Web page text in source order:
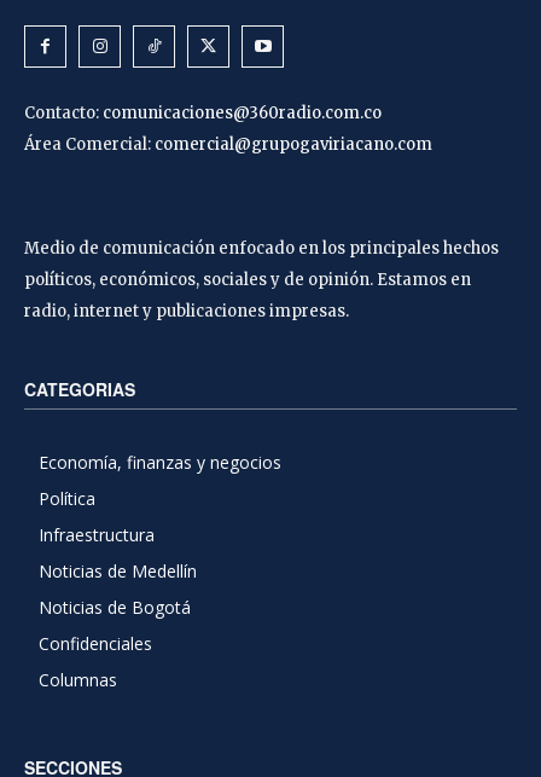
Contacto: comunicaciones@360radio.com.co
Área Comercial: comercial@grupogaviriacano.com
Medio de comunicación enfocado en los principales hechos
políticos, económicos, sociales y de opinión. Estamos en
radio, internet y publicaciones impresas.
CATEGORIAS
Economía, finanzas y negocios
Política
Infraestructura
Noticias de Medellín
Noticias de Bogotá
Confidenciales
Columnas
SECCIONES